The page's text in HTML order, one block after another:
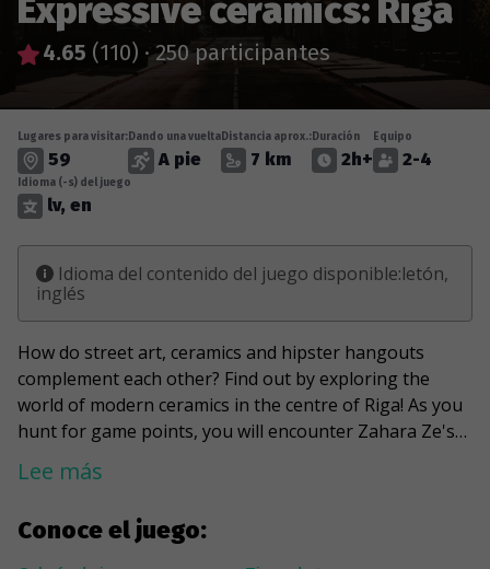
Expressive ceramics: Riga
4.65 (110) ·250 participantes
Conoce el juego:
Lugares para visitar:
59
Dando una vuelta
A pie
Distancia aprox.:
7 km
Duración
2h+
Equipo
2-4
Idioma (-s) del juego
lv, en
Idioma del contenido del juego disponible:letón,
inglés
How do street art, ceramics and hipster hangouts
complement each other? Find out by exploring the
world of modern ceramics in the centre of Riga! As you
hunt for game points, you will encounter Zahara Ze's
characters made of ceramic paint, wood and other
materials. Together with them, you will end up in
Gallery, KIM?, Maksla XO Gallery, M/Darbnica, Alma
Gallery and the Sporta 2 district. In addition, the Streets
Lee más